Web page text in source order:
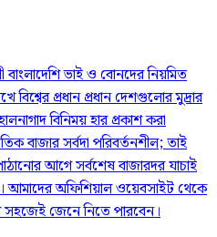
বাংলাদেশি ভাই ও বোনদের নিয়মিত
প্রধান প্রধান দেশগুলোর মুদ্রার
বিনিময় হার প্রকাশ করা
বাজার সর্বদা পরিবর্তনশীল; তাই
আগে সর্বশেষ বাজারদর যাচাই
আমাদের অফিশিয়াল ওয়েবসাইট থেকে
সহজেই জেনে নিতে পারবেন।